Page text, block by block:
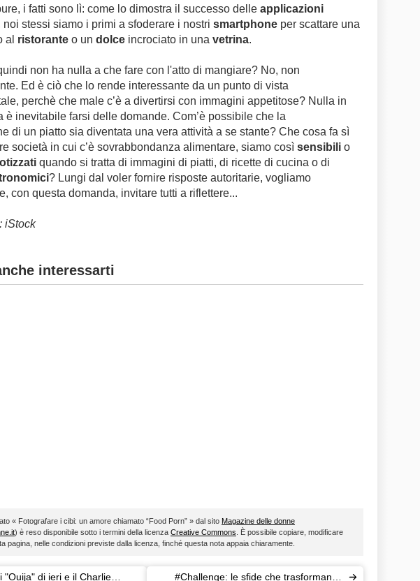
i fatti sono lì: come lo dimostra il successo delle applicazioni
noi stessi siamo i primi a sfoderare i nostri smartphone per scattare una
al ristorante o un dolce incrociato in una vetrina.
non ha nulla a che fare con l'atto di mangiare? No, non
Ed è ciò che lo rende interessante da un punto di vista
perchè che male c’è a divertirsi con immagini appetitose? Nulla in
è inevitabile farsi delle domande. Com’è possibile che la
di un piatto sia diventata una vera attività a se stante? Che cosa fa sì
società in cui c’è sovrabbondanza alimentare, siamo così sensibili o
quando si tratta di immagini di piatti, di ricette di cucina o di
? Lungi dal voler fornire risposte autoritarie, vogliamo
con questa domanda, invitare tutti a riflettere...
iStock
interessarti
« Fotografare i cibi: un amore chiamato “Food Porn” » dal sito Magazine delle donne
) è reso disponibile sotto i termini della licenza Creative Commons . È possibile copiare, modificare
pagina, nelle condizioni previste dalla licenza, finché questa nota appaia chiaramente.
"Ouija" di ieri e il Charlie
#Challenge: le sfide che trasformano i